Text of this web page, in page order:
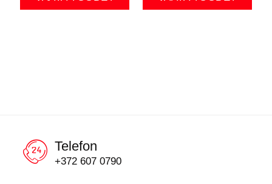
Telefon
+372 607 0790